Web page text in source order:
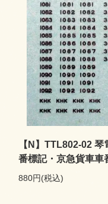
【N】TTL802-02
番標記・京急貨車車
880円(税込)